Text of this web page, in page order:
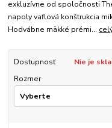
exkluzívne od spoločnosti
napoly vaflová konštrukcia
Hodvábne mäkké prémi...
Dostupnosť
Nie je
Rozmer